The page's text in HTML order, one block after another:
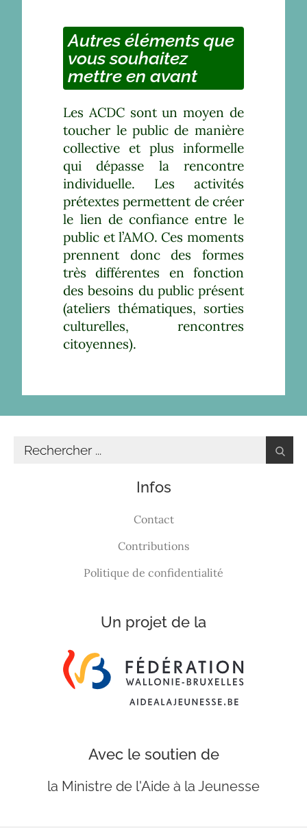
Autres éléments que
vous souhaitez
mettre en avant
Les ACDC sont un moyen de
toucher le public de manière
collective et plus informelle
qui dépasse la rencontre
individuelle. Les activités
prétextes permettent de créer
le lien de confiance entre le
public et l’AMO. Ces moments
prennent donc des formes
très différentes en fonction
des besoins du public présent
(ateliers thématiques, sorties
culturelles, rencontres
citoyennes).
Infos
Contact
Contributions
Politique de confidentialité
Un projet de la
Avec le soutien de
la Ministre de l'Aide à la Jeunesse